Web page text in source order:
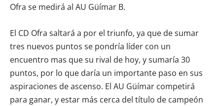
Ofra se medirá al AU Güímar B.
El CD Ofra saltará a por el triunfo, ya que de sumar
tres nuevos puntos se pondría líder con un
encuentro mas que su rival de hoy, y sumaría 30
puntos, por lo que daría un importante paso en sus
aspiraciones de ascenso. El AU Güímar competirá
para ganar, y estar más cerca del título de campeón